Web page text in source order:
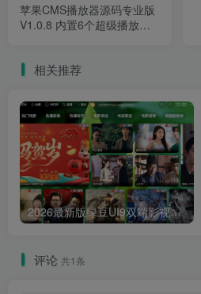
苹果CMS播放器源码专业版
V1.0.8 内置6个超级播放器
相关推荐
2026最新版绿豆UI9双端影视APP源码
评论 共1条